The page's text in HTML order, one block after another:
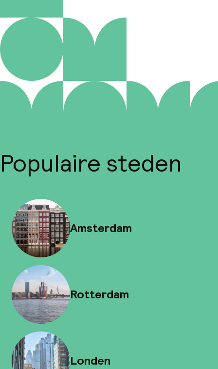
Populaire steden
Amsterdam
Rotterdam
Londen